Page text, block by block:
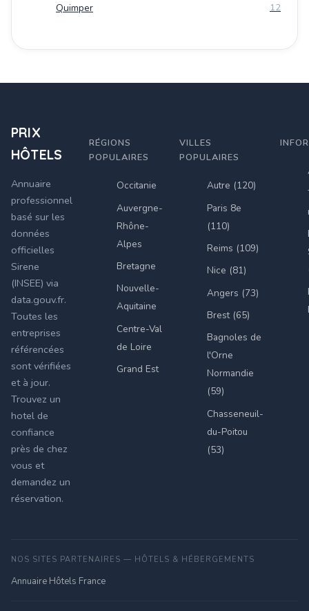
Quimper 12
PRIX
HÔTELS
Annuaire
professionnel
basé sur les
données
officielles
Sirene
(INSEE) via
data.gouv.fr.
Toutes les
entreprises
référencées
sont vérifiées
et à jour.
Trouvez un
hotel de
confiance
près de chez
vous et
demandez un
réservation.
RÉGIONS
POPULAIRES
Occitanie
Auvergne-
Rhône-
Alpes
Bretagne
Nouvelle-
Aquitaine
Centre-Val
de Loire
Grand Est
VILLES
POPULAIRES
Autre (120)
Paris 8e
(110)
Reims (109)
Nice (81)
Angers (73)
Brest (65)
Bagnoles de
l'Orne
Normandie
(59)
Chasseneuil-
du-Poitou
(53)
NOS SITES PARTENAIRES — HÔTELS & HÉBERGEMENTS
Annuaire Hôtels France